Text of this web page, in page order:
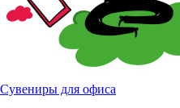
Сувениры для офиса